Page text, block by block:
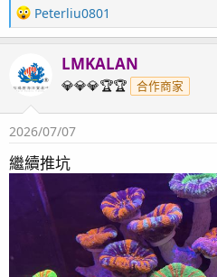
R
e
c
t
o
n
：
Peterliu0801
LMKALAN
💎💎💎🏆🏆 合作商家
2026/07/07
繼續推坑